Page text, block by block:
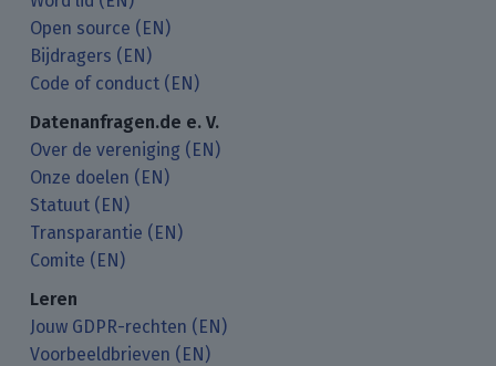
Open source (EN)
Bijdragers (EN)
Code of conduct (EN)
Datenanfragen.de e. V.
Over de vereniging (EN)
Onze doelen (EN)
Statuut (EN)
Transparantie (EN)
Comite (EN)
Leren
Jouw GDPR-rechten (EN)
Voorbeeldbrieven (EN)